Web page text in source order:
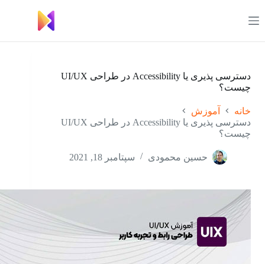
به
محتوا
دسترسی پذیری یا Accessibility در طراحی UI/UX
چیست؟
خانه
آموزش
دسترسی پذیری یا Accessibility در طراحی UI/UX
چیست؟
حسین محمودی سپتامبر 18, 2021